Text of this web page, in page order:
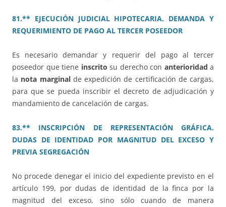
81.** EJECUCIÓN JUDICIAL HIPOTECARIA. DEMANDA Y
REQUERIMIENTO DE PAGO AL TERCER POSEEDOR
Es necesario demandar y requerir del pago al tercer
poseedor que tiene inscrito su derecho con anterioridad a
la nota marginalde expedición de certificación de cargas,
para que se pueda inscribir el decreto de adjudicación y
mandamiento de cancelación de cargas.
83.** INSCRIPCIÓN DE REPRESENTACIÓN GRÁFICA.
DUDAS DE IDENTIDAD POR MAGNITUD DEL EXCESO Y
PREVIA SEGREGACIÓN
No procede denegar el inicio del expediente previsto en el
artículo 199, por dudas de identidad de la finca por la
magnitud del exceso, sino sólo cuando de manera